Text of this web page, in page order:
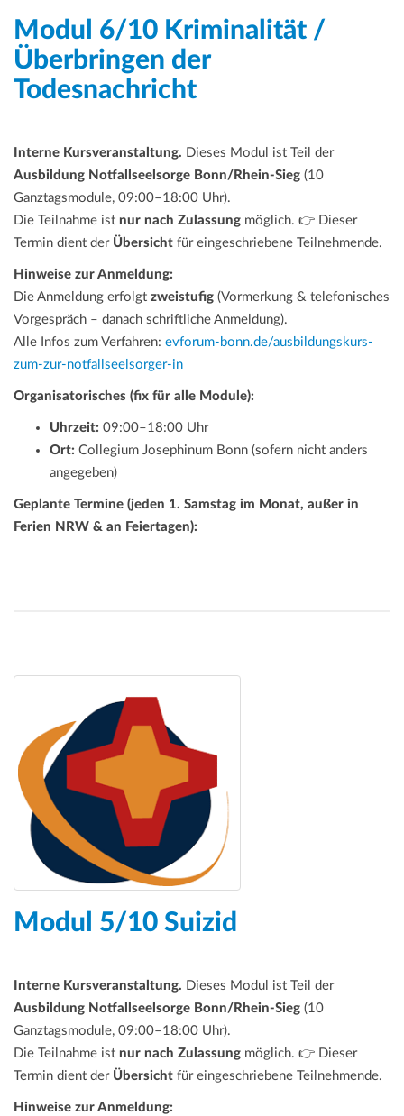
Modul 6/10 Kriminalität /
Überbringen der
Todesnachricht
Interne Kursveranstaltung. Dieses Modul ist Teil der
Ausbildung Notfallseelsorge Bonn/Rhein-Sieg (10
Ganztagsmodule, 09:00–18:00 Uhr).
Die Teilnahme ist nur nach Zulassung möglich. 👉 Dieser
Termin dient der Übersicht für eingeschriebene Teilnehmende.
Hinweise zur Anmeldung:
Die Anmeldung erfolgt zweistufig (Vormerkung & telefonisches
Vorgespräch – danach schriftliche Anmeldung).
Alle Infos zum Verfahren: evforum-bonn.de/ausbildungskurs-
zum-zur-notfallseelsorger-in
Organisatorisches (fix für alle Module):
Uhrzeit: 09:00–18:00 Uhr
Ort: Collegium Josephinum Bonn (sofern nicht anders
angegeben)
Geplante Termine (jeden 1. Samstag im Monat, außer in
Ferien NRW & an Feiertagen):
Modul 5/10 Suizid
Interne Kursveranstaltung. Dieses Modul ist Teil der
Ausbildung Notfallseelsorge Bonn/Rhein-Sieg (10
Ganztagsmodule, 09:00–18:00 Uhr).
Die Teilnahme ist nur nach Zulassung möglich. 👉 Dieser
Termin dient der Übersicht für eingeschriebene Teilnehmende.
Hinweise zur Anmeldung: